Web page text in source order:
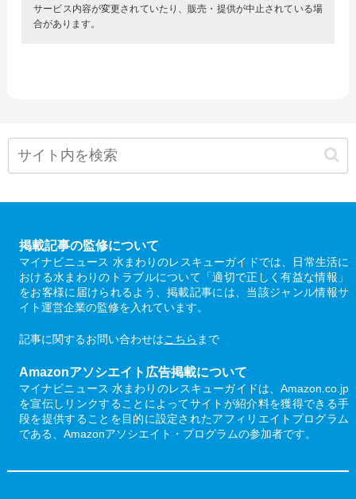
サービス内容が変更されていたり、販売・提供が中止されている場
合があります。
掲載記事の監修について
マイナビニュース 水まわりのレスキューガイドでは、日常生活に
おける水まわりのトラブルについて「適切で正しく有益な情報」
をお客様に届けられるよう、掲載記事には、当該ジャンル情報サ
イト運営企業の監修を入れています。
記事に関するお問い合わせはこちら まで
Amazonアソシエイト広告掲載について
マイナビニュース 水まわりのレスキューガイドは、Amazon.co.jp
を宣伝しリンクすることによってサイトが紹介料を獲得できる手
段を提供することを目的に設定されたアフィリエイトプログラム
である、Amazonアソシエイト・プログラムの参加者です。